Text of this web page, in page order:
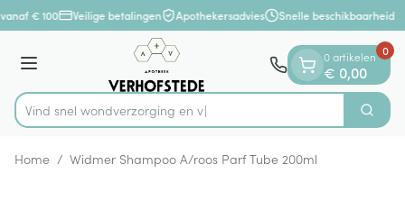
Ga naar de inhoud
1 van 1
€ 100 Veilige betalingen Apothekersadvies Snelle beschikbaarheid
Menu
Product, merk, categorie...
Vind snel wondverzorgi Zoek
0 artikelen
€ 0,00
0
Home / Widmer Shampoo A/roos Parf Tube 200ml